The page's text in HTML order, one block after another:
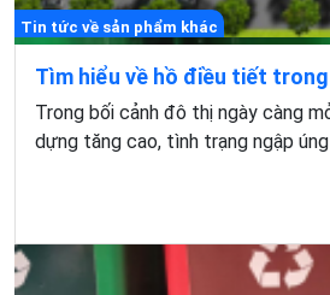
Tin tức về sản phẩm khác
Tìm hiểu về hồ điều tiết
Trong bối cảnh đô thị ngày càng
dựng tăng cao, tình trạng ngập